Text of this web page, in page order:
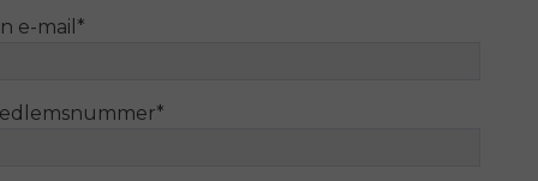
e-mail *
*